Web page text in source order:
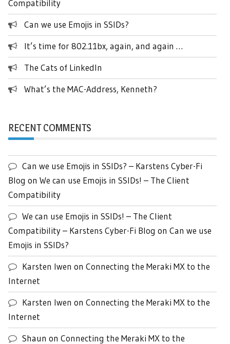
Compatibility
Can we use Emojis in SSIDs?
It’s time for 802.11bx, again, and again …
The Cats of LinkedIn
What’s the MAC-Address, Kenneth?
RECENT COMMENTS
Can we use Emojis in SSIDs? – Karstens Cyber-Fi
Blog on We can use Emojis in SSIDs! – The Client
Compatibility
We can use Emojis in SSIDs! – The Client
Compatibility – Karstens Cyber-Fi Blog on Can we use
Emojis in SSIDs?
Karsten Iwen on Connecting the Meraki MX to the
Internet
Karsten Iwen on Connecting the Meraki MX to the
Internet
Shaun on Connecting the Meraki MX to the